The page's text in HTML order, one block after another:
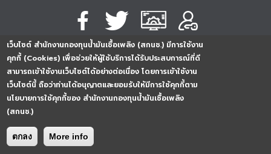
เว็บไซต์ สำนักงานกองทุนน้ำมันเชื้อเพลิง (สกนช.) มีการใช้งาน
คุกกี้ (Cookies) เพื่อช่วยให้ผู้ใช้บริการได้รับประสบการณ์ที่ดี
สามารถเข้าใช้งานเว็บไซต์ได้อย่างต่อเนื่อง โดยการเข้าใช้งาน
เว็บไซต์นี้ ถือว่าท่านได้อนุญาตและยอมรับให้มีการใช้คุกกี้ตาม
นโยบายการใช้คุกกี้ของ สำนักงานกองทุนน้ำมันเชื้อเพลิง
(สกนช.)
ตกลง More info
นโยบายการคุ้มครอง
ข้อมูลส่วนบุคคล
นโยบายการรักษาความ
มั่นคงปลอดภัย
Analytics
254296
ครั้ง
0 2 5 4 2 9 6
Copyright © 2026. All rights reserved.